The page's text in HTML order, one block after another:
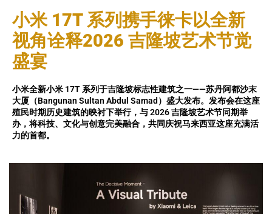
小米 17T 系列携手徕卡以全新
视角诠释2026 吉隆坡艺术节觉
盛宴
小米全新小米 17T 系列于吉隆坡标志性建筑之一——苏丹阿都沙末
大厦（Bangunan Sultan Abdul Samad）盛大发布。发布会在这座
殖民时期历史建筑的映衬下举行，与 2026 吉隆坡艺术节同期举
办，将科技、文化与创意完美融合，共同庆祝马来西亚这座充满活
力的首都。